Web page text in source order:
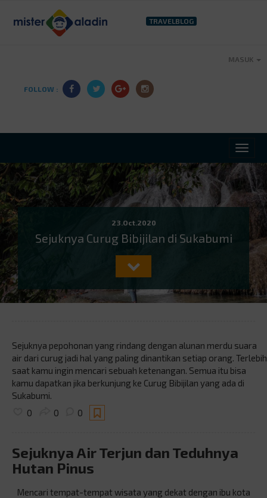
TRAVELBLOG
FOLLOW :
MASUK
23.Oct.2020
Sejuknya Curug Bibijilan di Sukabumi
Sejuknya pepohonan yang rindang dengan alunan merdu suara
air dari curug jadi hal yang paling dinantikan setiap orang. Terlebih
saat kamu ingin mencari sebuah ketenangan. Semua itu bisa
kamu dapatkan jika berkunjung ke Curug Bibijilan yang ada di
Sukabumi.
0
0 0
Sejuknya Air Terjun dan Teduhnya
Hutan Pinus
Mencari tempat-tempat wisata yang dekat dengan ibu kota